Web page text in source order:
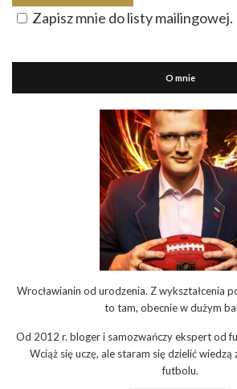
Zapisz mnie do listy mailingowej.
O mnie
Wrocławianin od urodzenia. Z wykształcenia
to tam, obecnie w dużym
Od 2012 r. bloger i samozwańczy ekspert od
Wciąż się uczę, ale staram się dzielić wiedzą
futbolu.